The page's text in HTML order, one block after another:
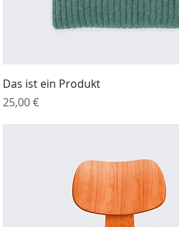
Das ist ein Produkt
Preis
25,00 €